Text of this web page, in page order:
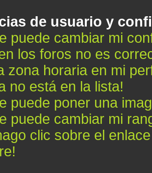
de usuario y
puede cambiar mi
los foros no es
zona horaria en mi
no está en la lista!
puede poner una
puede cambiar mi
clic sobre el